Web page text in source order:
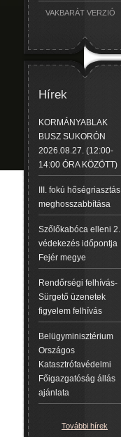
VAKBARÁT VERZIÓ
Hírek
KORMÁNYABLAK
BUSZ SUKORÓN
2026.08.27. (12:00-
14:00 ÓRA KÖZÖTT)
III. fokú hőségriasztás
meghosszabbítása
Szőlőkabóca elleni 2.
védekezés időpontja
Fejér megye
Rendőrségi felhívás-
Sürgető üzenetek
figyelem felhívás
Belügyminisztérium
Országos
Katasztrófavédelmi
Főigazgatóság állás
ajánlata
További hírek